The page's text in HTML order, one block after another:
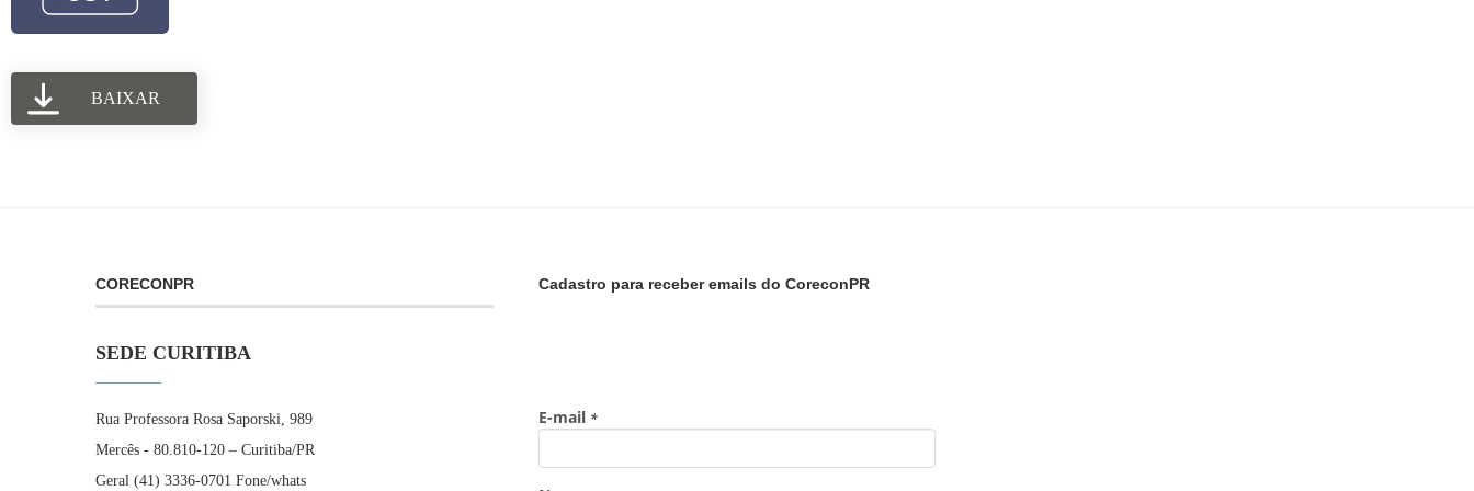
BAIXAR
CORECONPR
SEDE CURITIBA
Rua Professora Rosa Saporski, 989
Mercês - 80.810-120 – Curitiba/PR
Geral (41) 3336-0701 Fone/whats
Cadastro para receber emails do CoreconPR